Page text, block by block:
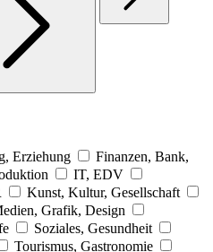
Erziehung
Finanzen, Bank,
IT, EDV
Kunst, Kultur, Gesellschaft
Grafik, Design
Soziales, Gesundheit
Tourismus, Gastronomie